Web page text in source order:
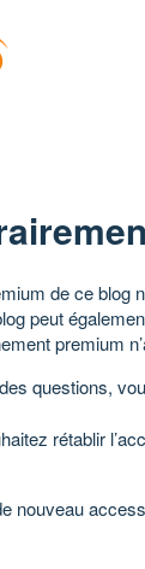
de ce blog
peut
premium
questions,
rétablir
nouveau